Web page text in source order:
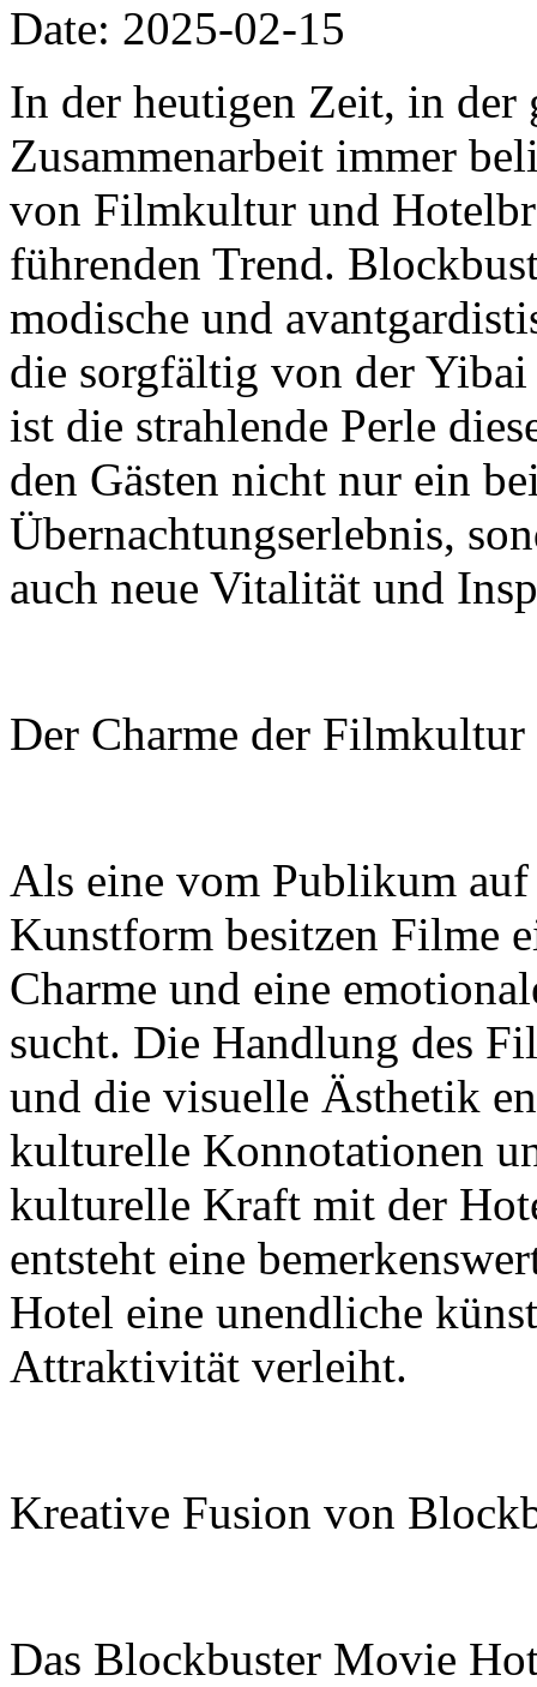
Date: 2025-02-15
In der heutigen Zeit, in der
Zusammenarbeit immer
von Filmkultur und
führenden Trend.
modische und
die sorgfältig von der
ist die strahlende Perle
den Gästen nicht nur ein
Übernachtungserlebnis,
auch neue Vitalität und
Der Charme der
Als eine vom Publikum
Kunstform besitzen Filme
Charme und eine
sucht. Die Handlung des
und die visuelle Ästhetik
kulturelle Konnotationen
kulturelle Kraft mit der
entsteht eine
Hotel eine unendliche
Attraktivität verleiht.
Kreative Fusion von
Das Blockbuster Movie